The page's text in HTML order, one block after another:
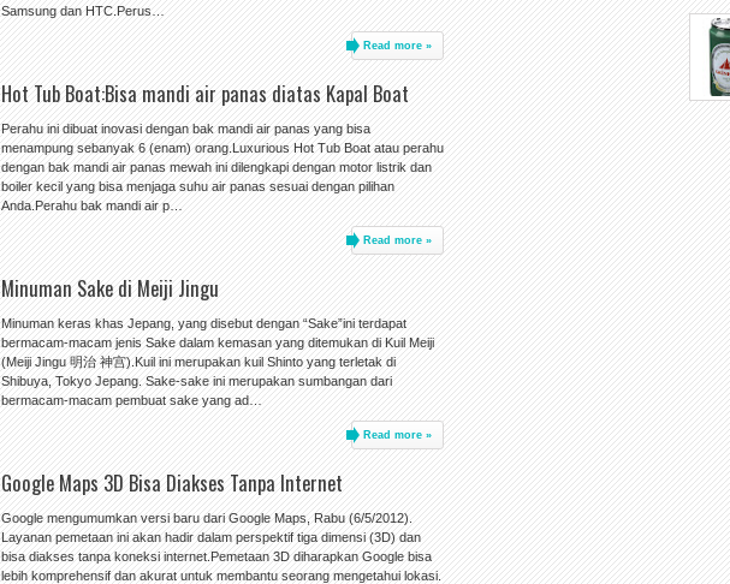
Samsung dan HTC.Perus…
Read more »
Hot Tub Boat:Bisa mandi air panas diatas Kapal Boat
Perahu ini dibuat inovasi dengan bak mandi air panas yang bisa
menampung sebanyak 6 (enam) orang.Luxurious Hot Tub Boat atau perahu
dengan bak mandi air panas mewah ini dilengkapi dengan motor listrik dan
boiler kecil yang bisa menjaga suhu air panas sesuai dengan pilihan
Anda.Perahu bak mandi air p…
Read more »
Minuman Sake di Meiji Jingu
Minuman keras khas Jepang, yang disebut dengan “Sake”ini terdapat
bermacam-macam jenis Sake dalam kemasan yang ditemukan di Kuil Meiji
(Meiji Jingu 明治 神宫).Kuil ini merupakan kuil Shinto yang terletak di
Shibuya, Tokyo Jepang. Sake-sake ini merupakan sumbangan dari
bermacam-macam pembuat sake yang ad…
Read more »
Google Maps 3D Bisa Diakses Tanpa Internet
Google mengumumkan versi baru dari Google Maps, Rabu (6/5/2012).
Layanan pemetaan ini akan hadir dalam perspektif tiga dimensi (3D) dan
bisa diakses tanpa koneksi internet.Pemetaan 3D diharapkan Google bisa
lebih komprehensif dan akurat untuk membantu seorang mengetahui lokasi.